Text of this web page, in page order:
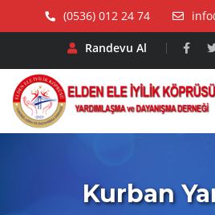
(0536) 012 24 74
Randevu Al
Kurban